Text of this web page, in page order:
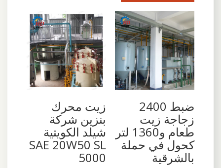
ضبط 2400
زجاجة زيت
طعام و1360 لتر
كحول في حملة
بالشرقية
زيت محرك
بنزين شركة
شيلد الكويتية
SAE 20W50 SL
5000